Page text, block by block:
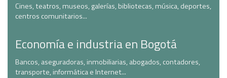
Cines, teatros, museos, galerías, bibliotecas, música, deportes,
centros comunitarios...
Economía e industria en Bogotá
Bancos, aseguradoras, inmobiliarias, abogados, contadores,
transporte, informática e Internet...